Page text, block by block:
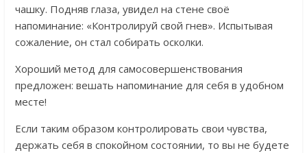
чашку. Подняв глаза, увидел на стене своё
напоминание: «Контролируй свой гнев». Испытывая
сожаление, он стал собирать осколки.
Хороший метод для самосовершенствования
предложен: вешать напоминание для себя в удобном
месте!
Если таким образом контролировать свои чувства,
держать себя в спокойном состоянии, то вы не будете